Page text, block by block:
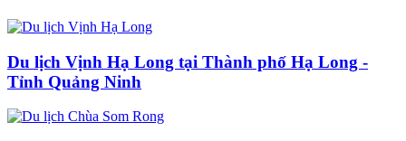
Du lịch Vịnh Hạ Long tại Thành phố Hạ Long -
Tỉnh Quảng Ninh